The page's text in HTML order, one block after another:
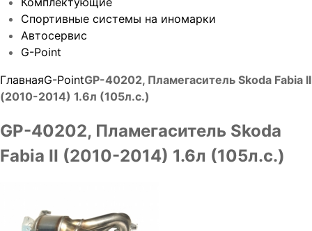
Спортивные системы на иномарки
Автосервис
G-Point
ГлавнаяG-PointGP-40202, Пламегаситель Skoda Fabia II
(2010-2014) 1.6л (105л.с.)
GP-40202, Пламегаситель Skoda
Fabia II (2010-2014) 1.6л (105л.с.)